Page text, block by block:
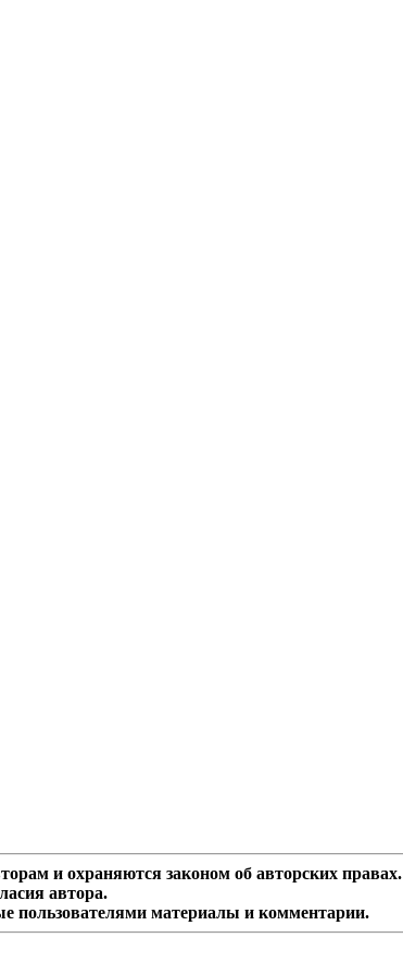
и охраняются законом об авторских правах.
автора.
пользователями материалы и комментарии.